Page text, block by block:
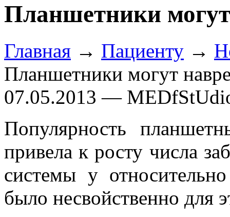
Планшетники
Главная → Пациенту →
Планшетники могут
07.05.2013 —
Популярность
привела к росту числа
системы у
было несвойственно для